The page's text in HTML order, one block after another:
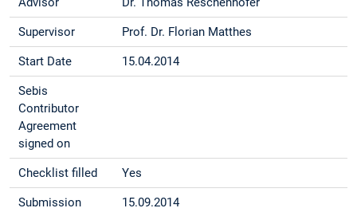
Supervisor Prof. Dr. Florian Matthes
Start Date 15.04.2014
Sebis
Contributor
Agreement
signed on
Checklist filled Yes
Submission
15.09.2014